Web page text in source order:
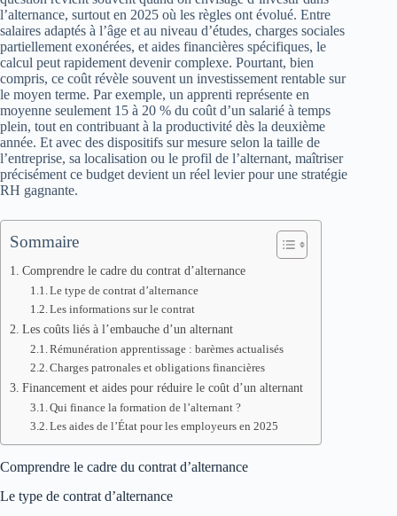
l’alternance, surtout en 2025 où les règles ont évolué. Entre
salaires adaptés à l’âge et au niveau d’études, charges sociales
partiellement exonérées, et aides financières spécifiques, le
calcul peut rapidement devenir complexe. Pourtant, bien
compris, ce coût révèle souvent un investissement rentable sur
le moyen terme. Par exemple, un apprenti représente en
moyenne seulement 15 à 20 % du coût d’un salarié à temps
plein, tout en contribuant à la productivité dès la deuxième
année. Et avec des dispositifs sur mesure selon la taille de
l’entreprise, sa localisation ou le profil de l’alternant, maîtriser
précisément ce budget devient un réel levier pour une stratégie
RH gagnante.
Sommaire
Comprendre le cadre du contrat d’alternance
Le type de contrat d’alternance
Les informations sur le contrat
Les coûts liés à l’embauche d’un alternant
Rémunération apprentissage : barèmes actualisés
Charges patronales et obligations financières
Financement et aides pour réduire le coût d’un alternant
Qui finance la formation de l’alternant ?
Les aides de l’État pour les employeurs en 2025
Comprendre le cadre du contrat d’alternance
Le type de contrat d’alternance